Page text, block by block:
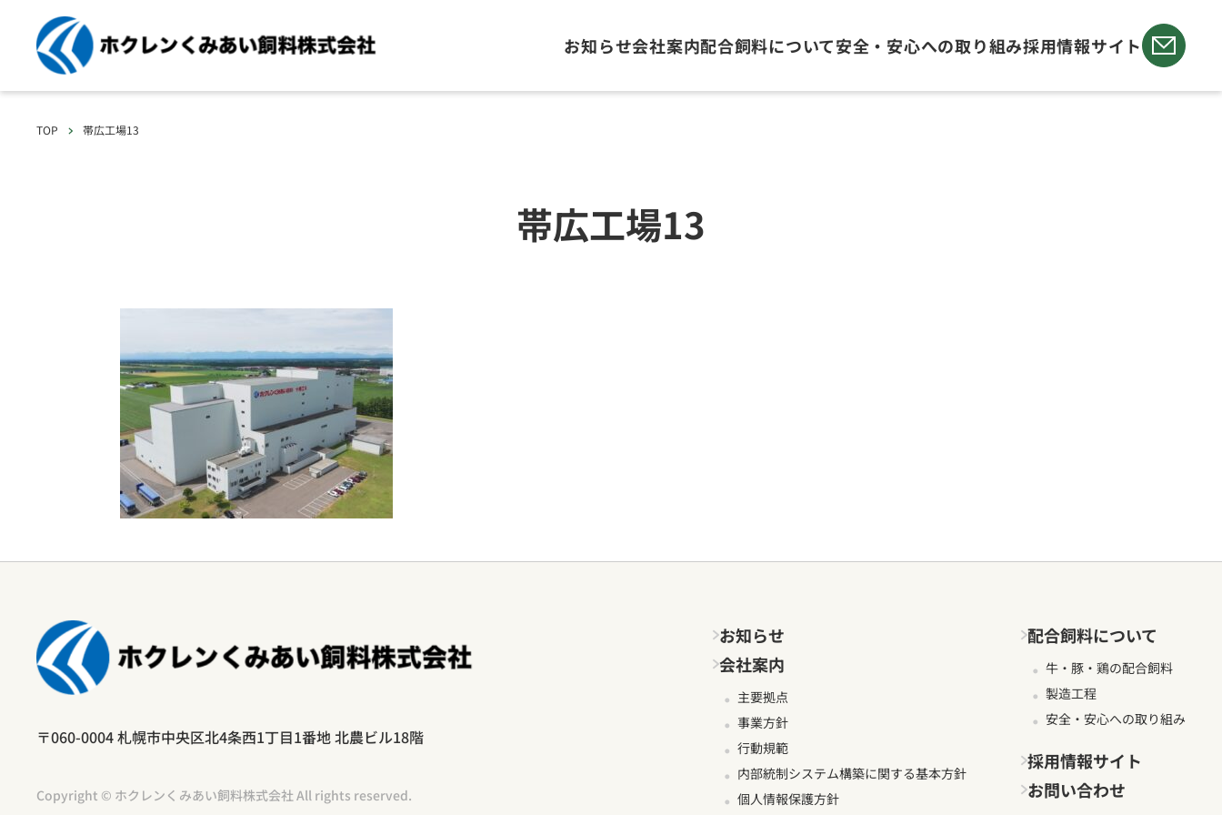
お知らせ会社案内配合飼料について安全・安心への取り組み採用情報サイト
TOP 帯広工場13
帯広工場13
〒060-0004札幌市中央区北4条西1丁目1番地 北農ビル18階
Copyright © ホクレンくみあい飼料株式会社 All rights reserved.
お知らせ
会社案内
主要拠点
事業方針
行動規範
内部統制システム構築に関する基本方針
個人情報保護方針
配合飼料について
牛・豚・鶏の配合飼料
製造工程
安全・安心への取り組み
採用情報サイト
お問い合わせ